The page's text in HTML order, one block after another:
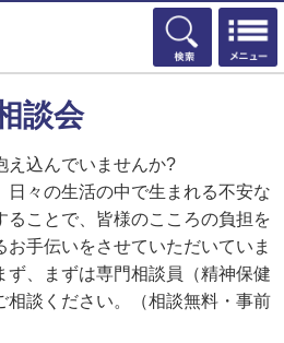
検索
談会
え込んでいませんか?
日々の生活の中で生まれる不安な
ることで、皆様のこころの負担を
手伝いをさせていただいていま
ず、まずは専門相談員（精神保健
相談ください。（相談無料・事前